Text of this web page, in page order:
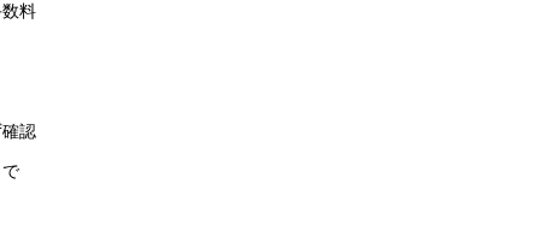
料
認